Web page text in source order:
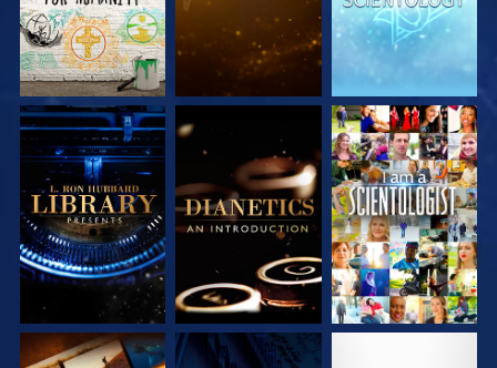
UTFORSKA
SERIEN
UTFORSKA
SERIEN
TITTA